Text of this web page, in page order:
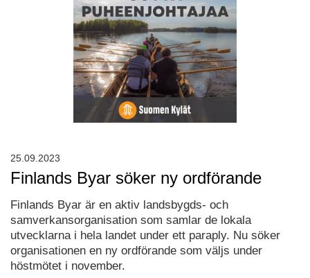
Finlands Byar söker ny ordförande
Finlands Byar är en aktiv landsbygds- och
samverkansorganisation som samlar de lokala
utvecklarna i hela landet under ett paraply. Nu söker
organisationen en ny ordförande som väljs under
höstmötet i november.
25.09.2023